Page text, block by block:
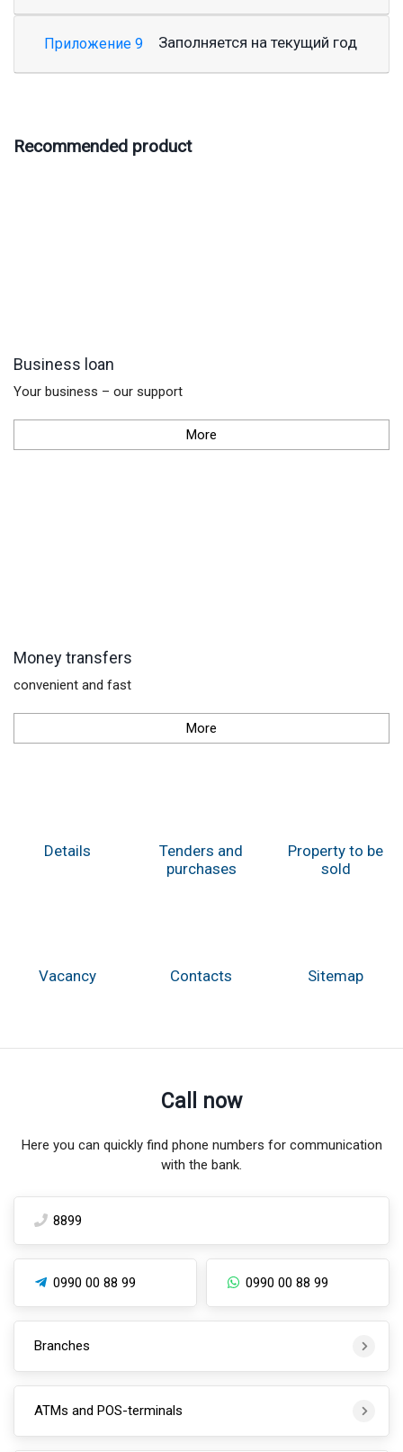
Приложение 9 Заполняется на текущий год
Recommended product
Business loan
Your business – our support
More
Money transfers
convenient and fast
More
Details
Tenders and
purchases
Property to be
sold
Vacancy Contacts Sitemap
Call now
Here you can quickly find phone numbers for communication
with the bank.
8899
0990 00 88 99 0990 00 88 99
Branches
ATMs and POS-terminals